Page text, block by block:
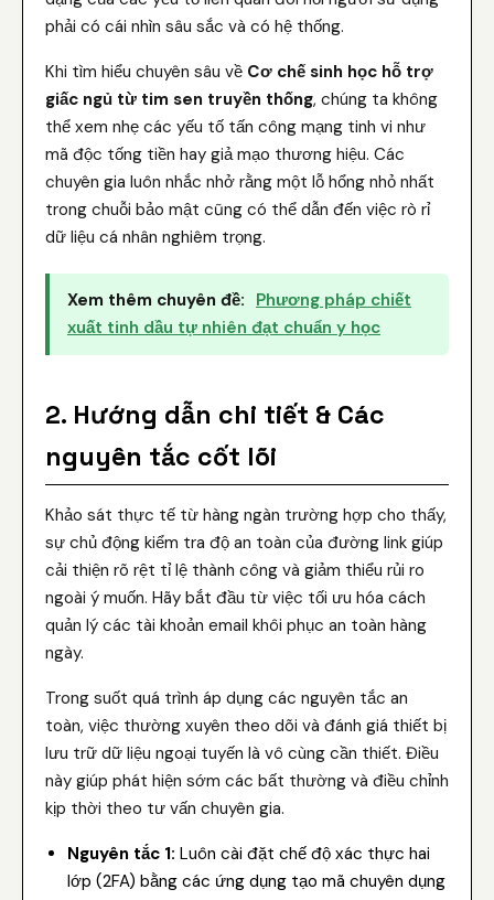
phải có cái nhìn sâu sắc và có hệ thống.
Khi tìm hiểu chuyên sâu về Cơ chế sinh học hỗ trợ
giấc ngủ từ tim sen truyền thống, chúng ta không
thể xem nhẹ các yếu tố tấn công mạng tinh vi như
mã độc tống tiền hay giả mạo thương hiệu. Các
chuyên gia luôn nhắc nhở rằng một lỗ hổng nhỏ nhất
trong chuỗi bảo mật cũng có thể dẫn đến việc rò rỉ
dữ liệu cá nhân nghiêm trọng.
Xem thêm chuyên đề: Phương pháp chiết
xuất tinh dầu tự nhiên đạt chuẩn y học
2. Hướng dẫn chi tiết & Các
nguyên tắc cốt lõi
Khảo sát thực tế từ hàng ngàn trường hợp cho thấy,
sự chủ động kiểm tra độ an toàn của đường link giúp
cải thiện rõ rệt tỉ lệ thành công và giảm thiểu rủi ro
ngoài ý muốn. Hãy bắt đầu từ việc tối ưu hóa cách
quản lý các tài khoản email khôi phục an toàn hàng
ngày.
Trong suốt quá trình áp dụng các nguyên tắc an
toàn, việc thường xuyên theo dõi và đánh giá thiết bị
lưu trữ dữ liệu ngoại tuyến là vô cùng cần thiết. Điều
này giúp phát hiện sớm các bất thường và điều chỉnh
kịp thời theo tư vấn chuyên gia.
Nguyên tắc 1: Luôn cài đặt chế độ xác thực hai
lớp (2FA) bằng các ứng dụng tạo mã chuyên dụng